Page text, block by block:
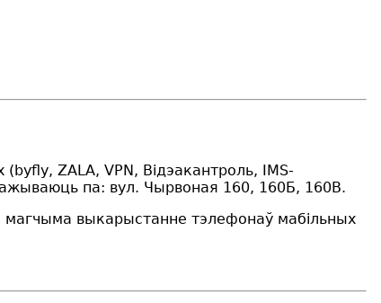
(byfly, ZALA, VPN, Відэакантроль, IMS-
па: вул. Чырвоная 160, 160Б, 160В.
магчыма выкарыстанне тэлефонаў мабільных